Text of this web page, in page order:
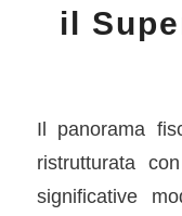
il
Il panorama
ristrutturata
significative